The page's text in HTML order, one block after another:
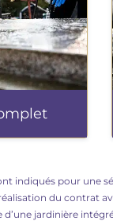
indiqués pour une
du contrat
d’une jardinière